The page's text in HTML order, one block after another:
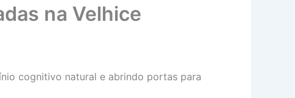
na Velhice
cognitivo natural e abrindo portas para